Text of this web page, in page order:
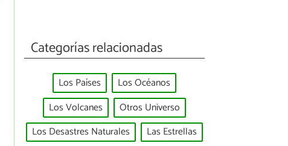
Categorías relacionadas
Los Países
Los Océanos
Los Volcanes
Otros Universo
Los Desastres Naturales
Las Estrellas